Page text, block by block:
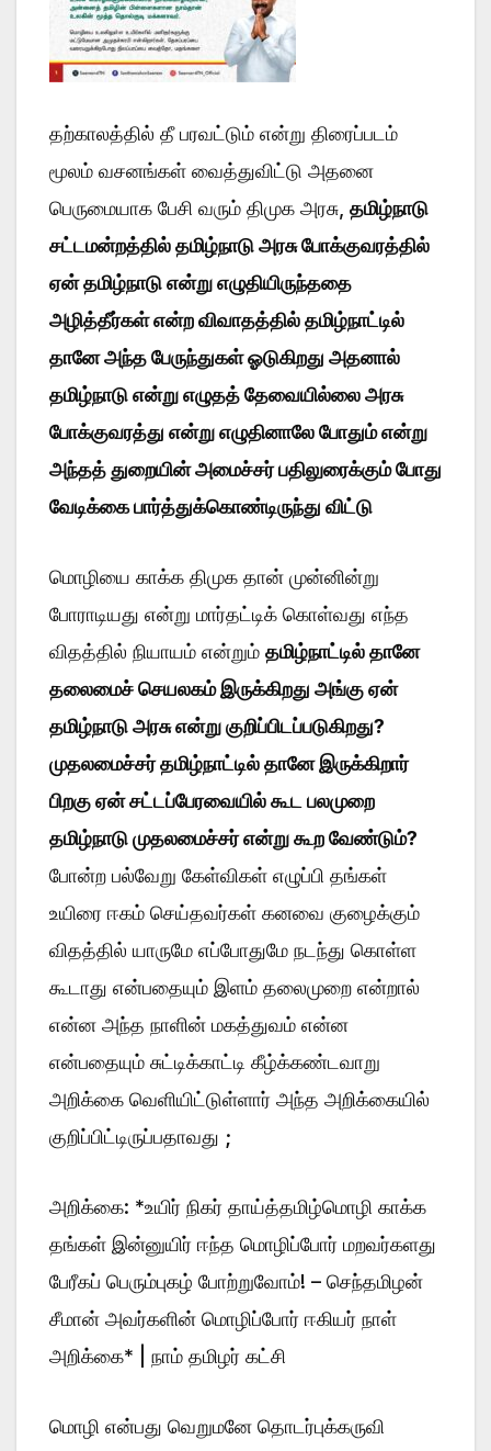
தற்காலத்தில் தீ பரவட்டும் என்று திரைப்படம்
மூலம் வசனங்கள் வைத்துவிட்டு அதனை
பெருமையாக பேசி வரும் திமுக அரசு, தமிழ்நாடு
சட்டமன்றத்தில் தமிழ்நாடு அரசு போக்குவரத்தில்
ஏன் தமிழ்நாடு என்று எழுதியிருந்ததை
அழித்தீர்கள் என்ற விவாதத்தில் தமிழ்நாட்டில்
தானே அந்த பேருந்துகள் ஓடுகிறது அதனால்
தமிழ்நாடு என்று எழுதத் தேவையில்லை அரசு
போக்குவரத்து என்று எழுதினாலே போதும் என்று
அந்தத் துறையின் அமைச்சர் பதிலுரைக்கும் போது
வேடிக்கை பார்த்துக்கொண்டிருந்து விட்டு
மொழியை காக்க திமுக தான் முன்னின்று
போராடியது என்று மார்தட்டிக் கொள்வது எந்த
விதத்தில் நியாயம் என்றும் தமிழ்நாட்டில் தானே
தலைமைச் செயலகம் இருக்கிறது அங்கு ஏன்
தமிழ்நாடு அரசு என்று குறிப்பிடப்படுகிறது?
முதலமைச்சர் தமிழ்நாட்டில் தானே இருக்கிறார்
பிறகு ஏன் சட்டப்பேரவையில் கூட பலமுறை
தமிழ்நாடு முதலமைச்சர் என்று கூற வேண்டும்?
போன்ற பல்வேறு கேள்விகள் எழுப்பி தங்கள்
உயிரை ஈகம் செய்தவர்கள் கனவை குழைக்கும்
விதத்தில் யாருமே எப்போதுமே நடந்து கொள்ள
கூடாது என்பதையும் இளம் தலைமுறை என்றால்
என்ன அந்த நாளின் மகத்துவம் என்ன
என்பதையும் சுட்டிக்காட்டி கீழ்க்கண்டவாறு
அறிக்கை வெளியிட்டுள்ளார் அந்த அறிக்கையில்
குறிப்பிட்டிருப்பதாவது ;
அறிக்கை: *உயிர் நிகர் தாய்த்தமிழ்மொழி காக்க
தங்கள் இன்னுயிர் ஈந்த மொழிப்போர் மறவர்களது
பேரீகப் பெரும்புகழ் போற்றுவோம்! – செந்தமிழன்
சீமான் அவர்களின் மொழிப்போர் ஈகியர் நாள்
அறிக்கை* | நாம் தமிழர் கட்சி
மொழி என்பது வெறுமனே தொடர்புக்கருவி